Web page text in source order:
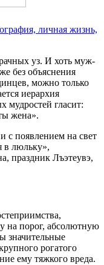
личная жизнь,
уз. И хоть муж-
без объяснения
можно только
иерархия
мудростей гласит:
жена».
с появлением на свет
в люльку»,
праздник Лъэтеувэ,
на порог, абсолютную
значительные
рогатого
ему тяжкого вреда.